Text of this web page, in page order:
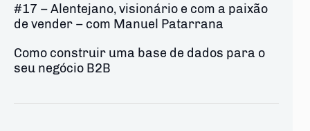
#17 – Alentejano, visionário e com a paixão
de vender – com Manuel Patarrana
Como construir uma base de dados para o
seu negócio B2B